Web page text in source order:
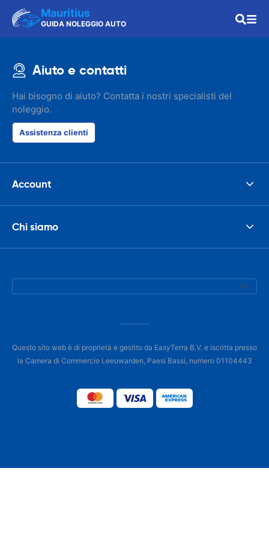
Mauritius
GUIDA NOLEGGIO AUTO
Aiuto e contatti
Hai bisogno di aiuto? Contatta i nostri specialisti del
noleggio.
Assistenza clienti
Account
Chi siamo
Questo sito web è di proprietà e gestito da EasyTerra B.V. e iscritta presso
la Camera di Commercio Leeuwarden, Paesi Bassi, numero 01104443